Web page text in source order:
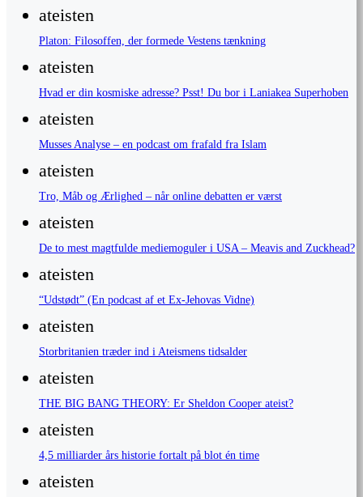
ateisten
Platon: Filosoffen, der formede Vestens tænkning
ateisten
Hvad er din kosmiske adresse? Psst! Du bor i Laniakea Superhoben
ateisten
Musses Analyse – en podcast om frafald fra Islam
ateisten
Tro, Måb og Ærlighed – når online debatten er værst
ateisten
De to mest magtfulde mediemoguler i USA – Meavis and Zuckhead?
ateisten
“Udstødt” (En podcast af et Ex-Jehovas Vidne)
ateisten
Storbritanien træder ind i Ateismens tidsalder
ateisten
THE BIG BANG THEORY: Er Sheldon Cooper ateist?
ateisten
4,5 milliarder års historie fortalt på blot én time
ateisten